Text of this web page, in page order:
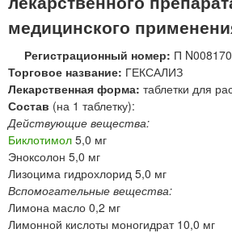
а
-
е
к
о
р
д
а
т
и
"
м
о
л
*
медицинского
Регистрационный номер: П
Торговое название: ГЕКСАЛИЗ
Лекарственная форма: таблетки для
Состав (на 1 таблетку):
Действующие вещества:
Биклотимол 5,0 мг
Эноксолон 5,0 мг
Лизоцима гидрохлорид 5,0 мг
Вспомогательные вещества:
Лимона масло 0,2 мг
Лимонной кислоты моногидрат 10,0 мг